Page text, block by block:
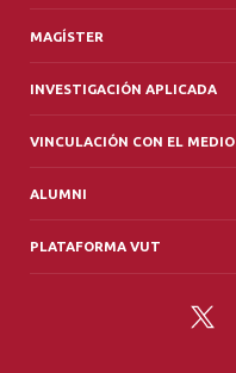
MAGÍSTER
INVESTIGACIÓN APLICADA
VINCULACIÓN CON EL MEDIO
ALUMNI
PLATAFORMA VUT
Twitter